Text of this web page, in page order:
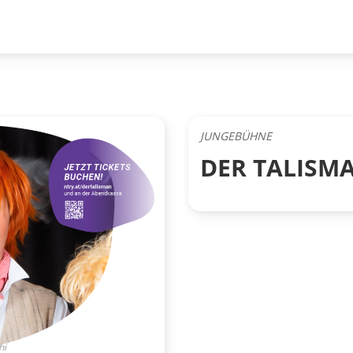
JUNGEBÜHNE
DER